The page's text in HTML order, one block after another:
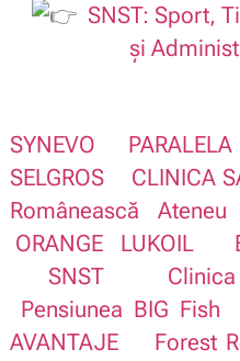
SNST: Sport,
și
SYNEVO
SELGROS
CLINICA
Românească Ateneu
ORANGE
LUKOIL
SNST
Pensiunea BIG Fish
AVANTAJE
Forest